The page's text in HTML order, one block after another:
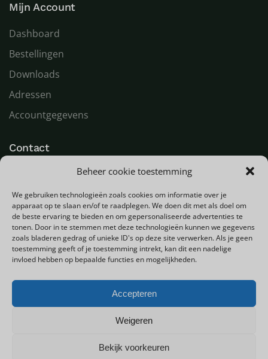
Beheer cookie toestemming
We gebruiken technologieën zoals cookies om informatie over je
apparaat op te slaan en/of te raadplegen. We doen dit met als doel om
de beste ervaring te bieden en om gepersonaliseerde advertenties te
tonen. Door in te stemmen met deze technologieën kunnen we gegevens
zoals bladeren gedrag of unieke ID's op deze site verwerken. Als je geen
toestemming geeft of je toestemming intrekt, kan dit een nadelige
invloed hebben op bepaalde functies en mogelijkheden.
Accepteren
Weigeren
Bekijk voorkeuren
Mijn Account
Dashboard
Bestellingen
Downloads
Adressen
Accountgegevens
Contact
9482 WR Tynaarlo
Nederland
T+31 (0) 592 580000
Einfo@ledgoeroe.nl
Copyright © 2025 - Alle rechten voorbehouden